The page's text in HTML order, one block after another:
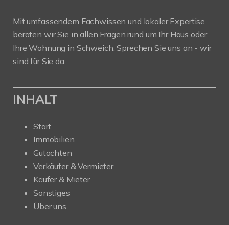
Mit umfassendem Fachwissen und lokaler Expertise
beraten wir Sie in allen Fragen rund um Ihr Haus oder
Ihre Wohnung in Schweich. Sprechen Sie uns an - wir
sind für Sie da.
INHALT
Start
Immobilien
Gutachten
Verkäufer & Vermieter
Käufer & Mieter
Sonstiges
Über uns